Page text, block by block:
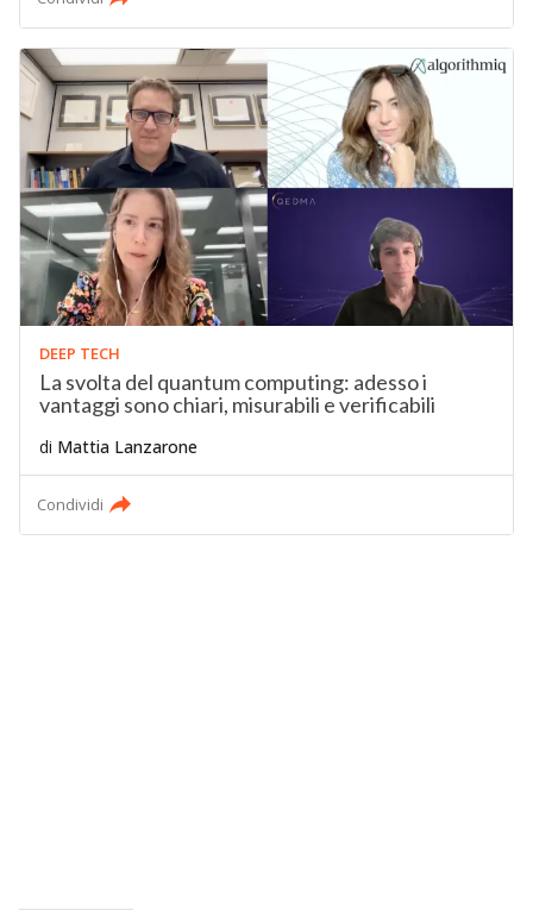
DEEP TECH
La svolta del quantum computing: adesso i
vantaggi sono chiari, misurabili e verificabili
di Mattia Lanzarone
Condividi